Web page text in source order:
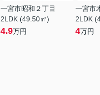
一宮市昭和２丁目
2LDK (49.50㎡)
4.9万円
一宮市
2LDK
4万円